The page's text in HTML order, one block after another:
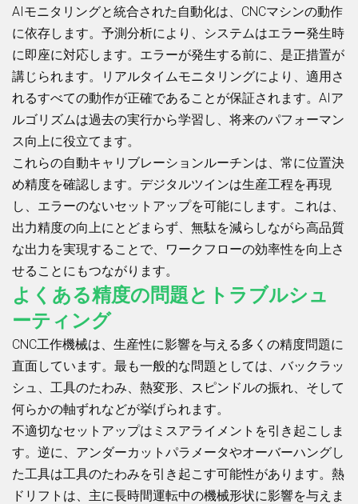
AIモニタリングと統合された自動化は、CNCマシンの動作
に依存します。予測分析により、システムはエラー発生時
に即座に対応します。エラーが発生する前に、是正措置が
講じられます。リアルタイムモニタリングにより、適用さ
れるすべての動作が正確であることが保証されます。AIア
ルゴリズムは過去の実行から学習し、将来のパフォーマン
ス向上に役立てます。
これらの自動キャリブレーションルーチンは、常に位置決
め精度を確認します。デジタルツインは生産工程を再現
し、エラーのないセットアップを可能にします。これは、
出力精度の向上にとどまらず、無駄を減らしながら高品質
な出力を実現することで、ワークフローの効率性を向上さ
せることにもつながります。
よくある精度の問題とトラブルシュ
ーティング
CNC工作機械は、生産性に影響を与える多くの精度問題に
直面しています。最も一般的な問題としては、バックラッ
シュ、工具のたわみ、熱変形、スピンドルの振れ、そして
何らかの軸ずれなどが挙げられます。
不適切なセットアップはミスアライメントを引き起こしま
す。逆に、アンダーカットパラメータやオーバーハングし
た工具は工具のたわみを引き起こす可能性があります。熱
ドリフトは、主に長時間運転中の機械形状に影響を与えま